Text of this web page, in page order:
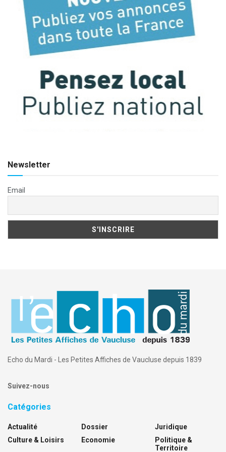
Newsletter
Email
Echo du Mardi - Les Petites Affiches de Vaucluse depuis 1839
Suivez-nous
Catégories
Actualité
Culture & Loisirs
Dossier
Economie
Juridique
Politique &
Territoire